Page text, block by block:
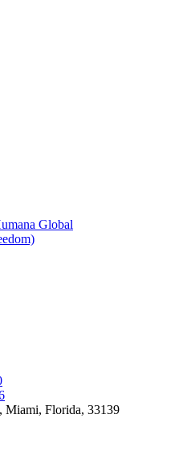
Global
Miami, Florida, 33139